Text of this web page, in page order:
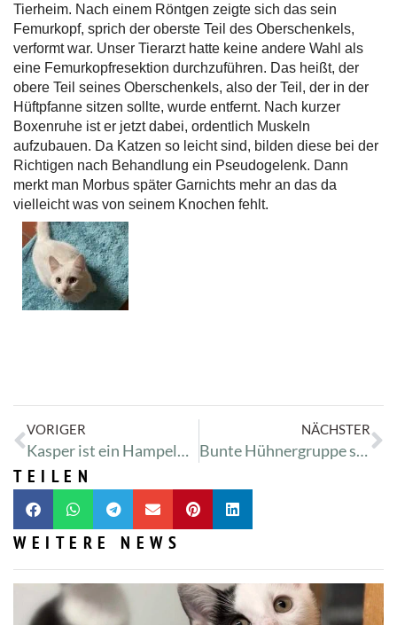
Tierheim. Nach einem Röntgen zeigte sich das sein
Femurkopf, sprich der oberste Teil des Oberschenkels,
verformt war. Unser Tierarzt hatte keine andere Wahl als
eine Femurkopfresektion durchzuführen. Das heißt, der
obere Teil seines Oberschenkels, also der Teil, der in der
Hüftpfanne sitzen sollte, wurde entfernt. Nach kurzer
Boxenruhe ist er jetzt dabei, ordentlich Muskeln
aufzubauen. Da Katzen so leicht sind, bilden diese bei der
Richtigen nach Behandlung ein Pseudogelenk. Dann
merkt man Morbus später Garnichts mehr an das da
vielleicht was von seinem Knochen fehlt.
VORIGER
Kasper ist ein Hampelmann
NÄCHSTER
Bunte Hühnergruppe sucht neues Zuhause
TEILEN
WEITERE NEWS